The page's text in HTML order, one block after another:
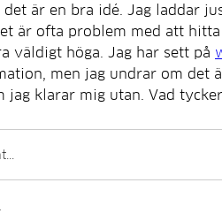
det är en bra idé. Jag laddar
är ofta problem med att
väldigt höga. Jag har sett på
men jag undrar om det
jag klarar mig utan. Vad